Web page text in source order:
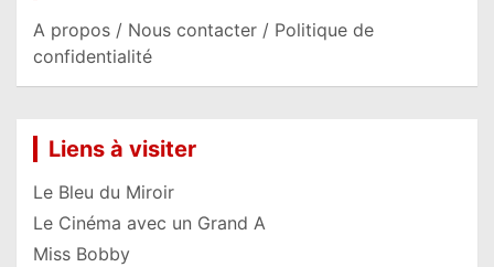
A propos / Nous contacter / Politique de
confidentialité
Liens à visiter
Le Bleu du Miroir
Le Cinéma avec un Grand A
Miss Bobby